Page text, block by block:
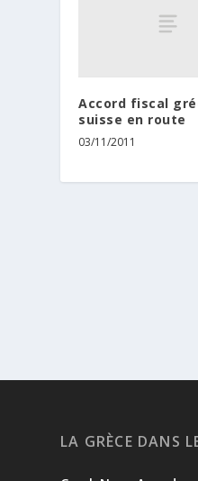
Accord fiscal
suisse en route
03/11/2011
LA GRÈCE DANS